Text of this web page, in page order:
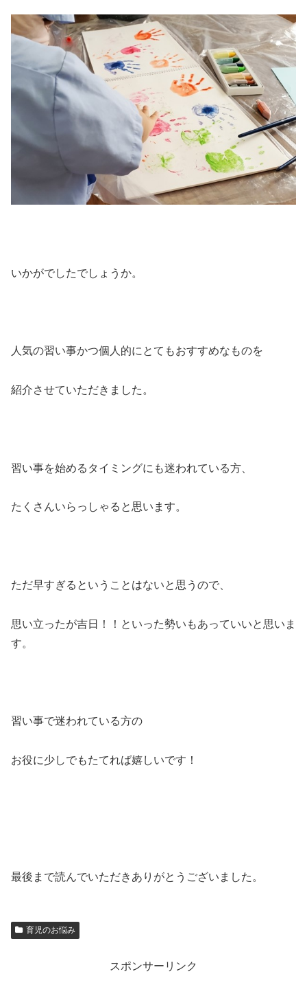
いかがでしたでしょうか。
人気の習い事かつ個人的にとてもおすすめなものを
紹介させていただきました。
習い事を始めるタイミングにも迷われている方、
たくさんいらっしゃると思います。
ただ早すぎるということはないと思うので、
思い立ったが吉日！！といった勢いもあっていいと思いま
す。
習い事で迷われている方の
お役に少しでもたてれば嬉しいです！
最後まで読んでいただきありがとうございました。
育児のお悩み
スポンサーリンク